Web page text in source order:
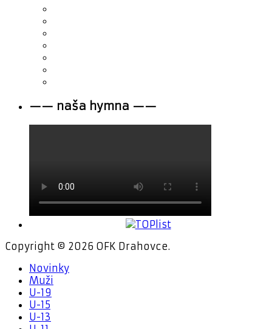
—— naša hymna ——
Copyright © 2026 OFK Drahovce.
Novinky
Muži
U-19
U-15
U-13